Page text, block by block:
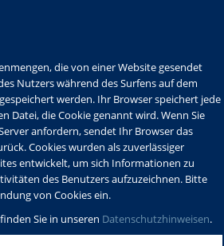
die von einer Website gesendet
Nutzers während des Surfens auf dem
werden. Ihr Browser speichert jede
Datei, die Cookie genannt wird. Wenn Sie
anfordern, sendet Ihr Browser das
Cookies wurden als zuverlässiger
entwickelt, um sich Informationen zu
des Benutzers aufzuzeichnen. Bitte
von Cookies ein.
Sie in unseren Datenschutzhinweisen.